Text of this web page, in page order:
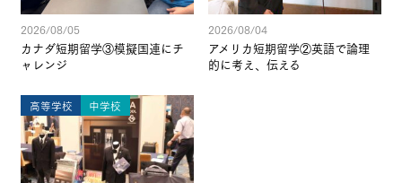
2026/08/05
カナダ短期留学③模擬国連にチ
ャレンジ
2026/08/04
アメリカ短期留学②英語で論理
的に考え、伝える
高等学校 中学校